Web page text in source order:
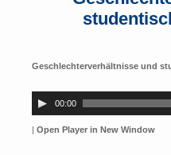
Geschlechterverhältnisse und
00:00
| Open Player in New Window